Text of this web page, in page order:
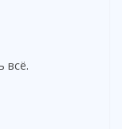
всё.